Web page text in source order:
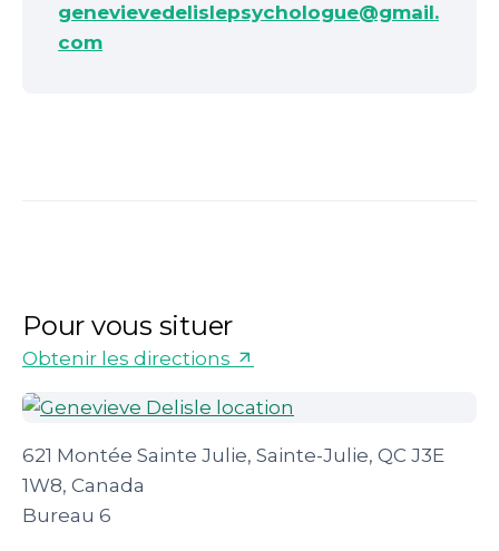
genevievedelislepsychologue@gmail.
com
Pour vous situer
Obtenir les directions
621 Montée Sainte Julie, Sainte-Julie, QC J3E
1W8, Canada
Bureau 6